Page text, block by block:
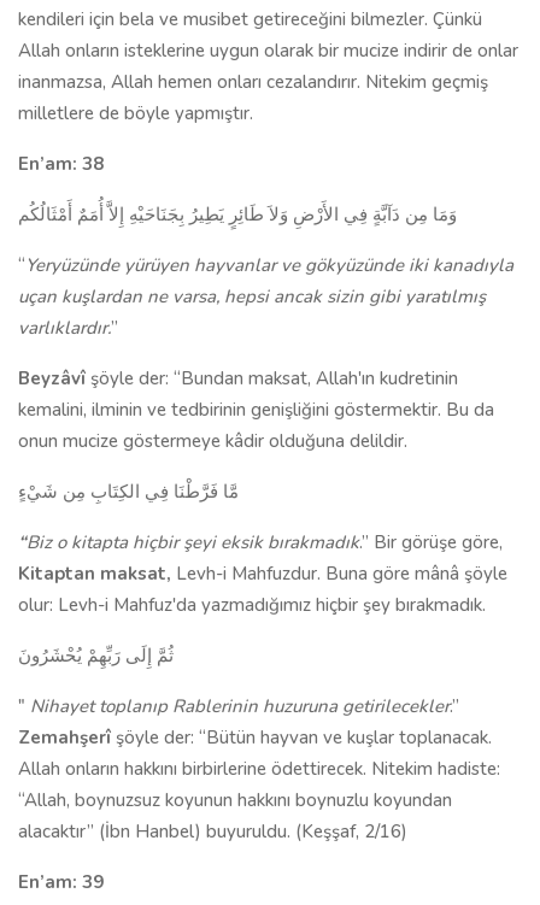
kendileri için bela ve musibet getireceğini bilmezler. Çünkü
Allah onların isteklerine uygun olarak bir mucize indirir de onlar
inanmazsa, Allah hemen onları cezalandırır. Nite­kim geçmiş
milletlere de böyle yapmıştır.
En’am: 38
وَمَا مِن دَآبَّةٍ فِي الأَرْضِ وَلاَ طَائِرٍ يَطِيرُ بِجَنَاحَيْهِ إِلاَّ أُمَمٌ أَمْثَالُكُم
“ Yeryüzünde yürüyen hayvanlar ve gökyüzünde iki kanadıyla
uçan kuşlardan ne varsa, hepsi ancak sizin gibi yaratılmış
varlıklardır.”
Beyzâvî şöyle der: “Bundan maksat, Al­lah'ın kudretinin
kemalini, ilminin ve tedbirinin genişliğini göstermektir. Bu da
onun mucize göstermeye kâdir olduğuna delildir.
مَّا فَرَّطْنَا فِي الكِتَابِ مِن شَيْءٍ
“Biz o kitapta hiçbir şeyi eksik bı­rakmadık.” Bir görüşe göre,
Kitap­tan maksat, Levh-i Mahfuzdur. Buna göre mânâ şöyle
olur: Levh-i Mahfuz'da yazmadığımız hiçbir şey bırakmadık.
ثُمَّ إِلَى رَبِّهِمْ يُحْشَرُونَ
" Nihayet toplanıp Rablerinin huzuruna geti­rilecekler.”
Zemahşerî şöyle der: “Bütün hayvan ve kuşlar toplanacak.
Allah on­ların hakkını birbirlerine ödettirecek. Nitekim hadiste:
“Allah, boynuzsuz koyunun hakkını boynuzlu koyundan
alacaktır” (İbn Hanbel) buyuruldu. (Keşşaf, 2/16)
En’am: 39